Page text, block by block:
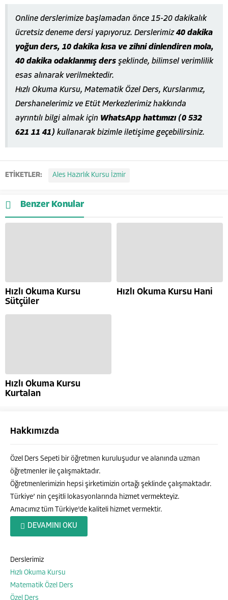
Online derslerimize başlamadan önce 15-20 dakikalık
ücretsiz deneme dersi yapıyoruz. Derslerimiz40 dakika
yoğun ders, 10 dakika kısa ve zihni dinlendiren mola,
40 dakika odaklanmış ders şeklinde, bilimsel verimlilik
esas alınarak verilmektedir.
Hızlı Okuma Kursu, Matematik Özel Ders, Kurslarımız,
Dershanelerimiz ve Etüt Merkezlerimiz hakkında
ayrıntılı bilgi almak için WhatsApp hattımızı (0 532
621 11 41) kullanarak bizimle iletişime geçebilirsiniz.
ETİKETLER: Ales Hazırlık Kursu İzmir
Benzer Konular
Hızlı Okuma Kursu
Sütçüler
Hızlı Okuma Kursu Hani
Hızlı Okuma Kursu
Kurtalan
Hakkımızda
Özel Ders Sepeti bir öğretmen kuruluşudur ve alanında uzman
öğretmenler ile çalışmaktadır.
Öğretmenlerimizin hepsi şirketimizin ortağı şeklinde çalışmaktadır.
Türkiye’ nin çeşitli lokasyonlarında hizmet vermekteyiz.
Amacımız tüm Türkiye’de kaliteli hizmet vermektir.
DEVAMINI OKU
Derslerimiz
Hızlı Okuma Kursu
Matematik Özel Ders
Özel Ders
Özel Ders Sepeti